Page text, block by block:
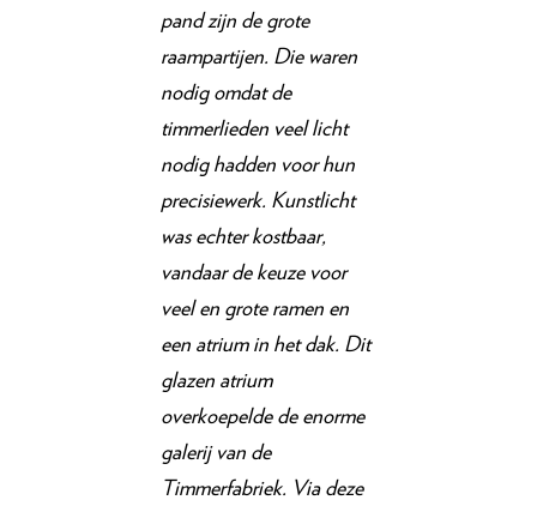
pand zijn de grote
raampartijen. Die waren
nodig omdat de
timmerlieden veel licht
nodig hadden voor hun
precisiewerk. Kunstlicht
was echter kostbaar,
vandaar de keuze voor
veel en grote ramen en
een atrium in het dak. Dit
glazen atrium
overkoepelde de enorme
galerij van de
Timmerfabriek. Via deze